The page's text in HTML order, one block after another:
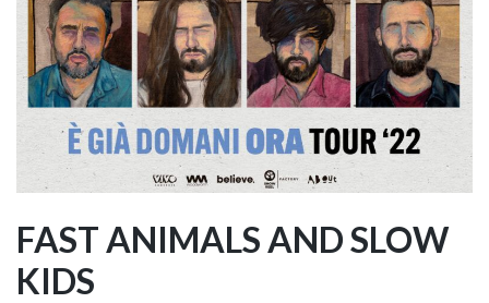
FAST ANIMALS AND SLOW
KIDS